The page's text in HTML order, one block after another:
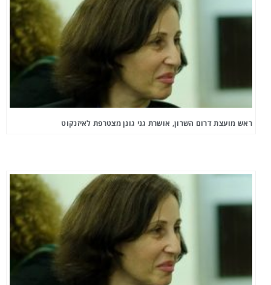
ראש מועצת דרום השרון, אושרת גני גונן מצטרפת לאיזנקוט